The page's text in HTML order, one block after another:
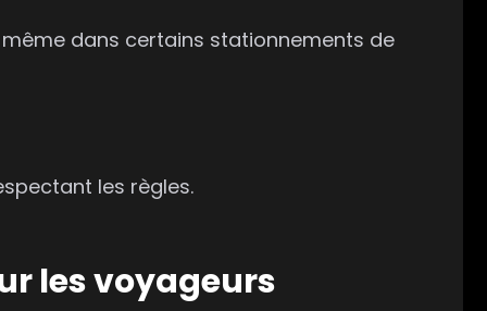
dans certains stationnements de
les règles.
les voyageurs